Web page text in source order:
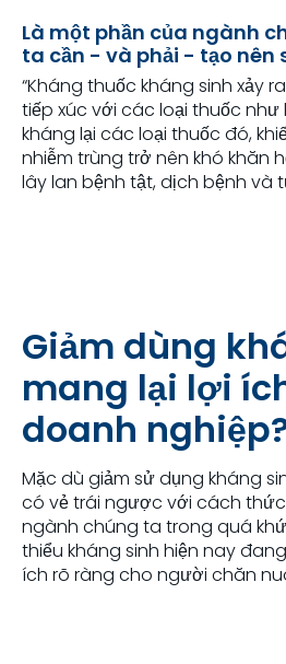
Là một phần của ngành
ta cần - và phải - tạo nên
“Kháng thuốc kháng sinh xảy
tiếp xúc với các loại thuốc như
kháng lại các loại thuốc đó,
nhiễm trùng trở nên khó khăn
lây lan bệnh tật, dịch bệnh và
Giảm dùng
mang lại lợi
doanh
Mặc dù giảm sử dụng kháng
có vẻ trái ngược với cách
ngành chúng ta trong quá
thiểu kháng sinh hiện nay
ích rõ ràng cho người chăn